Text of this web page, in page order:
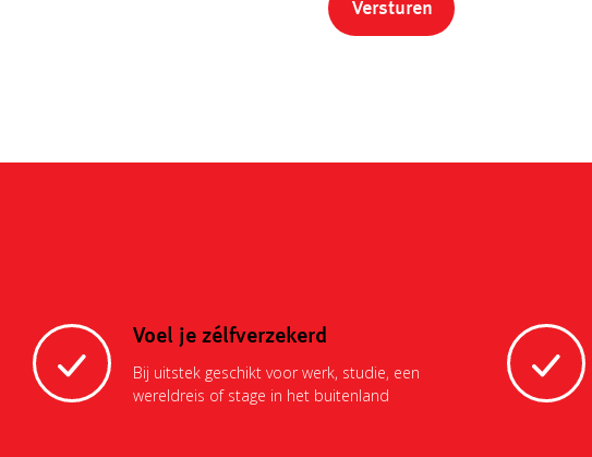
Voel je zélfverzekerd
Bij uitstek geschikt voor werk, studie, een
wereldreis of stage in het buitenland